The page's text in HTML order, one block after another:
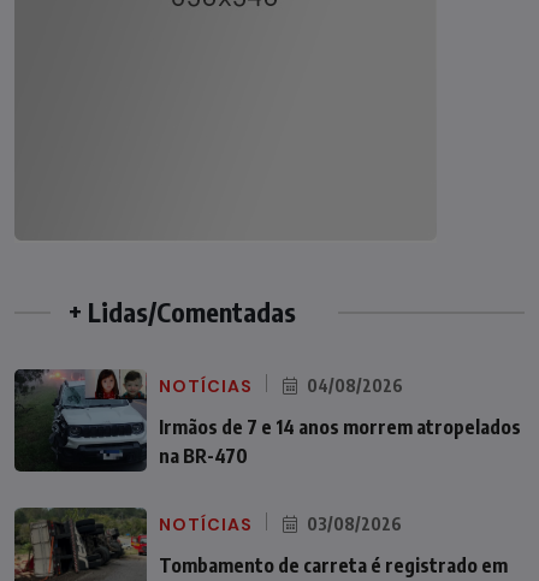
+ Lidas/Comentadas
NOTÍCIAS 04/08/2026
Irmãos de 7 e 14 anos morrem atropelados
na BR-470
NOTÍCIAS 03/08/2026
Tombamento de carreta é registrado em